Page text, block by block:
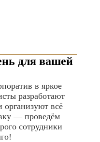
для вашей
в яркое
разработают
всё
— проведём
сотрудники